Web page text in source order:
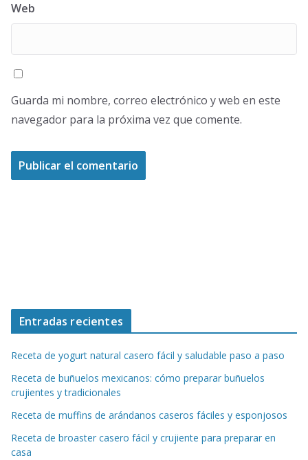
Web
Guarda mi nombre, correo electrónico y web en este
navegador para la próxima vez que comente.
Entradas recientes
Receta de yogurt natural casero fácil y saludable paso a paso
Receta de buñuelos mexicanos: cómo preparar buñuelos
crujientes y tradicionales
Receta de muffins de arándanos caseros fáciles y esponjosos
Receta de broaster casero fácil y crujiente para preparar en
casa